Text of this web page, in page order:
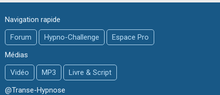
Navigation rapide
Forum
Hypno-Challenge
Espace Pro
Médias
Vidéo
MP3
Livre & Script
@Transe-Hypnose